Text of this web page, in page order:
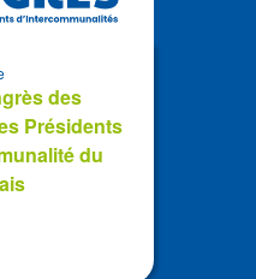
des
Présidents
du